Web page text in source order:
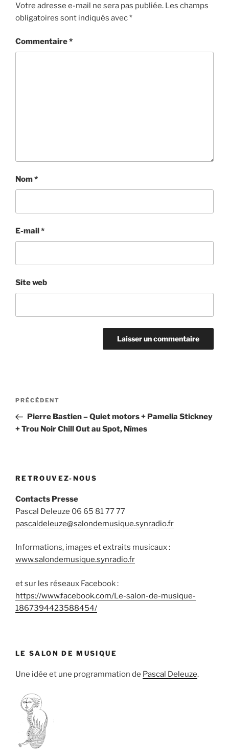
Votre adresse e-mail ne sera pas publiée. Les champs
obligatoires sont indiqués avec*
Commentaire*
Nom*
E-mail*
Site web
Navigation
l’article
Article
précédent
PRÉCÉDENT
Pierre Bastien – Quiet motors + Pamelia Stickney
+ Trou Noir Chill Out au Spot, Nîmes
RETROUVEZ-NOUS
Contacts Presse
Pascal Deleuze 06 65 81 77 77
pascaldeleuze@salondemusique.synradio.fr
Informations, images et extraits musicaux :
www.salondemusique.synradio.fr
et sur les réseaux Facebook :
https://www.facebook.com/Le-salon-de-musique-
1867394423588454/
LE SALON DE MUSIQUE
Une idée et une programmation de Pascal Deleuze.